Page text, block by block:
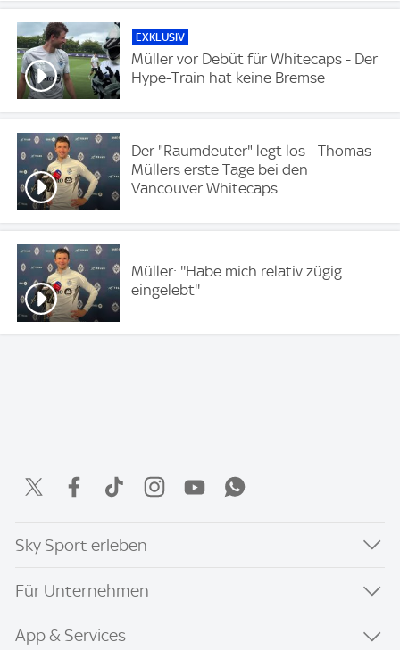
EXKLUSIV
Müller vor Debüt für Whitecaps - Der
Hype-Train hat keine Bremse
Der "Raumdeuter" legt los - Thomas
Müllers erste Tage bei den
Vancouver Whitecaps
Müller: ''Habe mich relativ zügig
eingelebt''
Sky Sport erleben
Für Unternehmen
App & Services